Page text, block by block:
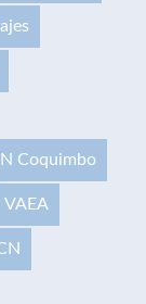
Coquimbo
VAEA